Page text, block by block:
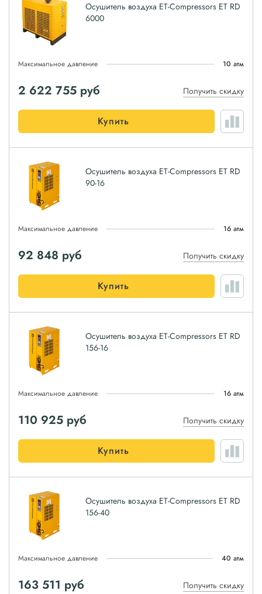
Осушитель воздуха ET-Compressors ET RD
6000
Максимальное давление 10 атм
2 622 755 руб Получить скидку
Купить
Осушитель воздуха ET-Compressors ET RD
90-16
Максимальное давление 16 атм
92 848 руб Получить скидку
Купить
Осушитель воздуха ET-Compressors ET RD
156-16
Максимальное давление 16 атм
110 925 руб Получить скидку
Купить
Осушитель воздуха ET-Compressors ET RD
156-40
Максимальное давление 40 атм
163 511 руб Получить скидку